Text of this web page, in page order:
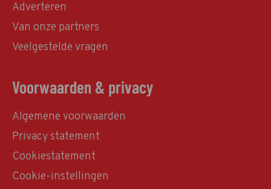
Adverteren
Van onze partners
Veelgestelde vragen
Voorwaarden & privacy
Algemene voorwaarden
Privacy statement
Cookiestatement
Cookie-instellingen